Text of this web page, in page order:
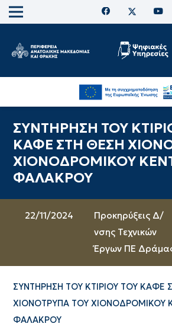
ΣΥΝΤΗΡΗΣΗ ΤΟΥ
ΚΑΦΕ ΣΤΗ ΘΕΣΗ
ΧΙΟΝΟΔΡΟΜΙΚΟΥ
ΦΑΛΑΚΡΟΥ
22/11/2024
Προκηρύξεις Δ/
νσης Τεχνικών
Έργων ΠΕ
ΣΥΝΤΗΡΗΣΗ ΤΟΥ ΚΤΙΡΙΟΥ ΤΟΥ ΚΑΦΕ
ΧΙΟΝΟΤΡΥΠΑ ΤΟΥ ΧΙΟΝΟΔΡΟΜΙΚΟΥ
ΦΑΛΑΚΡΟΥ